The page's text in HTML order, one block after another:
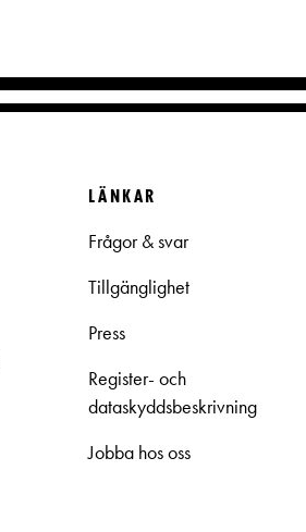
LÄNKAR
Frågor & svar
Tillgänglighet
Press
Register- och
dataskyddsbeskrivning
Jobba hos oss